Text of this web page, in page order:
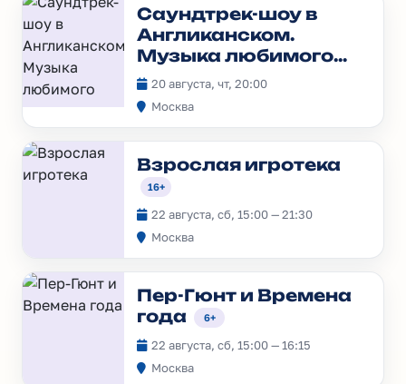
Саундтрек-шоу в
Англиканском.
Музыка любимого
кино на кельтских
арфах
20 августа, чт, 20:00
Москва
Взрослая игротека
16+
22 августа, сб, 15:00 — 21:30
Москва
Пер-Гюнт и Времена
года
6+
22 августа, сб, 15:00 — 16:15
Москва